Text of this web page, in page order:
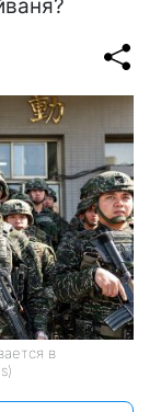
в